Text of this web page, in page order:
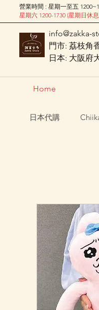
營業時間 : 星期一至五
星期六 1200-1730 (星期日休
info@zakka-
門市: 荔枝角
日本: 大阪府
Home
日本代購